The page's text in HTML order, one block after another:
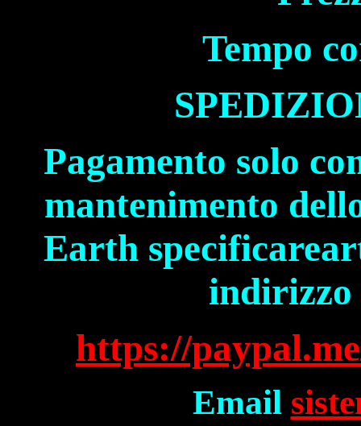
Tempo
Pagamento solo
mantenimento
Earth
indirizzo
https://
Email